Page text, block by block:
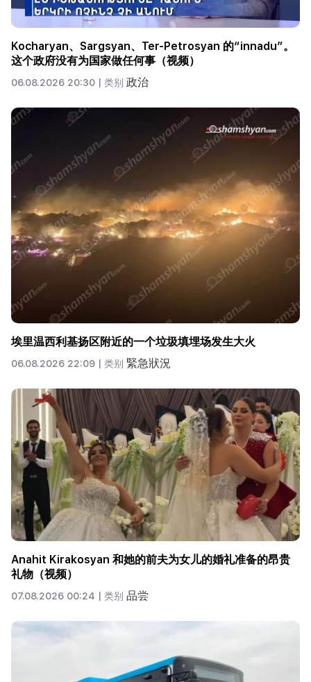
Kocharyan、Sargsyan、Ter-Petrosyan 的“innadu”。
这个政府没有为国家做任何事（视频）
06.08.2026 20:30 | 类别 政治
埃里温西利基扬区附近的一个垃圾填埋场发生大火
06.08.2026 22:09 | 类别 緊急狀況
Anahit Kirakosyan 和她的前夫为女儿的婚礼准备的昂贵
礼物（视频）
07.08.2026 00:24 | 类别 品尝